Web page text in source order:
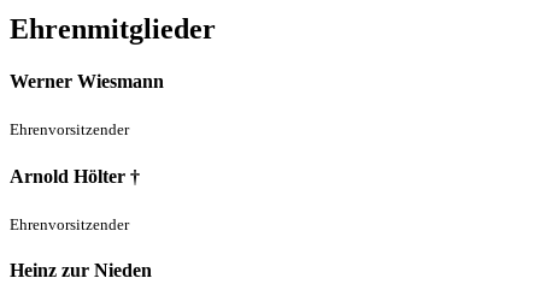
Ehrenmitglieder
Werner Wiesmann
Ehrenvorsitzender
Arnold Hölter †
Ehrenvorsitzender
Heinz zur Nieden